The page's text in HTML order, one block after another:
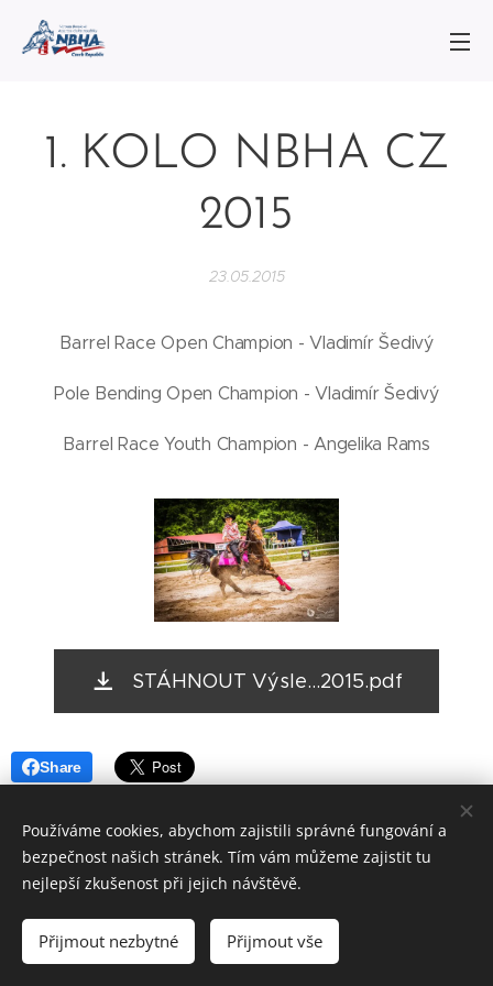
1. KOLO NBHA CZ
2015
23.05.2015
Barrel Race Open Champion - Vladimír Šedivý
Pole Bending Open Champion - Vladimír Šedivý
Barrel Race Youth Champion - Angelika Rams
STÁHNOUT Výsle...2015.pdf
Share
© 2026 NBHA CZ
Vytvořeno službou Webnode
Používáme cookies, abychom zajistili správné fungování a
bezpečnost našich stránek. Tím vám můžeme zajistit tu
nejlepší zkušenost při jejich návštěvě.
Přijmout nezbytné Přijmout vše